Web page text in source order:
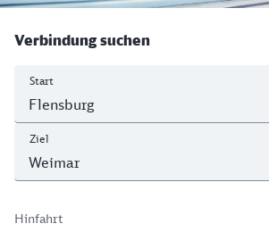
Verbindung suchen
Start
Ziel
Hinfahrt